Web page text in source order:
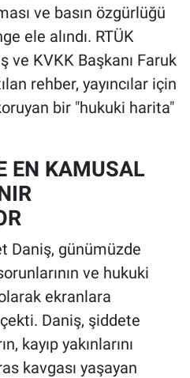
ve basın özgürlüğü
ele alındı. RTÜK
ve KVKK Başkanı Faruk
rehber, yayıncılar için
bir "hukuki harita"
EN KAMUSAL
Daniş, günümüzde
ve hukuki
ekranlara
Daniş, şiddete
kayıp yakınlarını
kavgası yaşayan